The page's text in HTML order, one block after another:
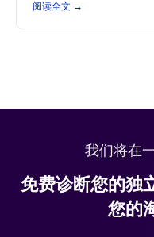
阅读全文 →
我们将在
免费诊断您的独
您的